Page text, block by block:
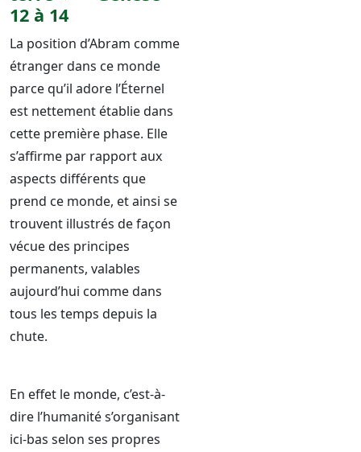
12 à 14
La position d’Abram comme
étranger dans ce monde
parce qu’il adore l’Éternel
est nettement établie dans
cette première phase. Elle
s’affirme par rapport aux
aspects différents que
prend ce monde, et ainsi se
trouvent illustrés de façon
vécue des principes
permanents, valables
aujourd’hui comme dans
tous les temps depuis la
chute.
En effet le monde, c’est-à-
dire l’humanité s’organisant
ici-bas selon ses propres